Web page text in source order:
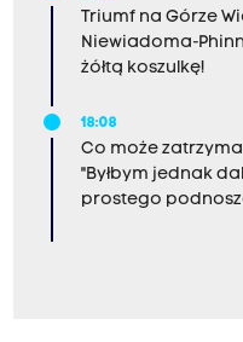
Triumf na Górze
Niewiadoma-
żółtą koszulkę!
18:08
Co może
"Byłbym jednak
prostego